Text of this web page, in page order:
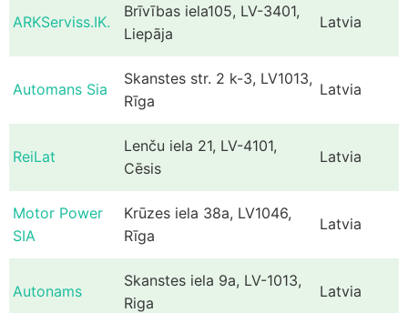
ARKServiss.IK.
Brīvības iela105, LV-3401,
Liepāja
Latvia
Automans Sia
Skanstes str. 2 k-3, LV1013,
Rīga
Latvia
ReiLat
Lenču iela 21, LV-4101,
Cēsis
Latvia
Motor Power
SIA
Krūzes iela 38a, LV1046,
Rīga
Latvia
Autonams
Skanstes iela 9a, LV-1013,
Riga
Latvia